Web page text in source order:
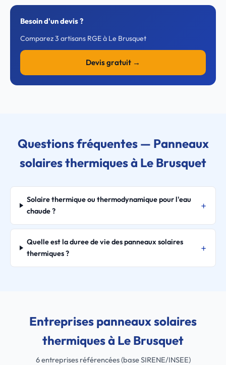
Besoin d'un devis ?
Comparez 3 artisans RGE à Le Brusquet
Devis gratuit →
Questions fréquentes — Panneaux
solaires thermiques à Le Brusquet
Solaire thermique ou thermodynamique pour l'eau
chaude ?
Quelle est la duree de vie des panneaux solaires
thermiques ?
Entreprises panneaux solaires
thermiques à Le Brusquet
6 entreprises référencées (base SIRENE/INSEE)